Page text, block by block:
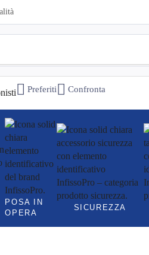
Preferiti Confronta
POSA IN
OPERA
SICUREZZA